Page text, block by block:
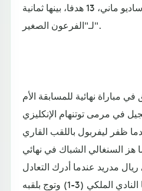
محمد صلاح والسنغالي، ساديو ماني، 13 هدفا، بينها ثمانية
لـ"الفرعون الصغير".
مباراة نهائية للمسابقة الأم
في مرمى توتنهام الإنكليزي
نسخة 2019 عندما ظفر ليفربول باللقب القاري
هز السنغالي الشباك في نهائي
مرمى ريال مدريد عندما أدرك التعادل
في المباراة التي فاز بها النادي الملكي (3-1) وتوج بلقبه